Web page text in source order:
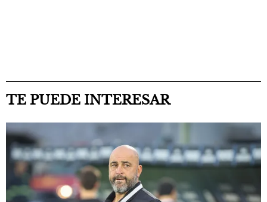
TE PUEDE INTERESAR